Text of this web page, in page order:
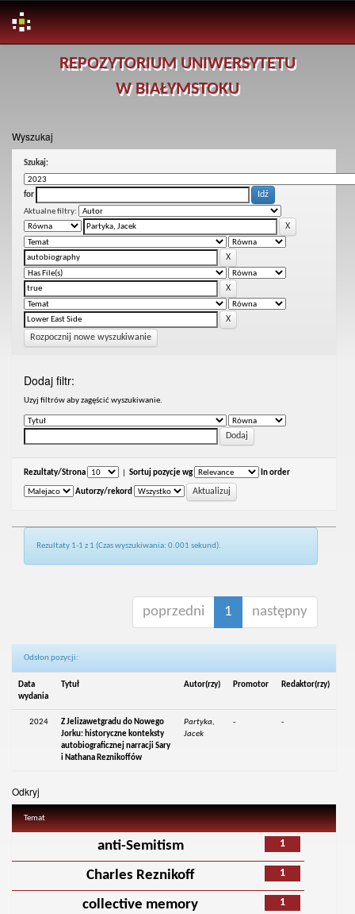
REPOZYTORIUM UNIWERSYTETU
W BIAŁYMSTOKU
Wyszukaj
Szukaj:
for
Aktualne filtry:
Rozpocznij nowe wyszukiwanie
Dodaj filtr:
Uzyj filtrów aby zagęścić wyszukiwanie.
Rezultaty/Strona Sortuj pozycje wg In order
Autorzy/rekord
Rezultaty 1-1 z 1 (Czas wyszukiwania: 0.001 sekund).
poprzedni 1 następny
Odsłon pozycji:
Data
wydania
Tytuł Autor(rzy) Promotor Redaktor(rzy)
2024
Z Jelizawetgradu do Nowego
Jorku: historyczne konteksty
autobiograficznej narracji Sary
i Nathana Reznikoffów
Partyka,
Jacek
- -
Odkryj
Temat
1
anti-Semitism
1
Charles Reznikoff
1
collective memory